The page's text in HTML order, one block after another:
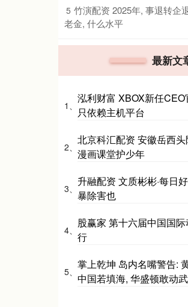
5 竹演配资 2025年, 事退转企
老金, 什么水平
最新文
1、
泓利财富 XBOX新任
只依赖主机平台
2、
北京科汇配资 安徽岳西
漫画课堂护少年
3、
升融配资 文质彬彬·每日
暴除害也
4、
股赢家 第十六届中国国
行
5、
掌上乾坤 岛内名嘴警告:
中国若填海, 华盛顿敢动